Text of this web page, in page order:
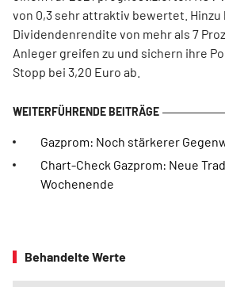
von 0,3 sehr attraktiv bewertet. Hinzu
Dividendenrendite von mehr als 7
Anleger greifen zu und sichern ihre
Stopp bei 3,20 Euro ab.
Gazprom: Noch stärkerer
Chart-Check Gazprom: Neue
Wochenende
Behandelte Werte